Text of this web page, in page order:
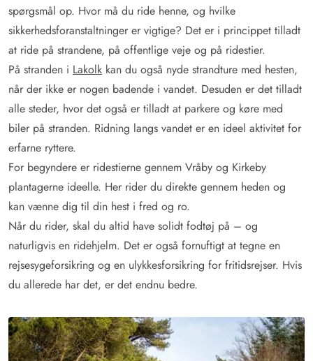
spørgsmål op. Hvor må du ride henne, og hvilke
sikkerhedsforanstaltninger er vigtige? Det er i princippet tilladt
at ride på strandene, på offentlige veje og på ridestier.
På stranden i Lakolk kan du også nyde strandture med hesten,
når der ikke er nogen badende i vandet. Desuden er det tilladt
alle steder, hvor det også er tilladt at parkere og køre med
biler på stranden. Ridning langs vandet er en ideel aktivitet for
erfarne ryttere.
For begyndere er ridestierne gennem Vråby og Kirkeby
plantagerne ideelle. Her rider du direkte gennem heden og
kan vænne dig til din hest i fred og ro.
Når du rider, skal du altid have solidt fodtøj på – og
naturligvis en ridehjelm. Det er også fornuftigt at tegne en
rejsesygeforsikring og en ulykkesforsikring for fritidsrejser. Hvis
du allerede har det, er det endnu bedre.